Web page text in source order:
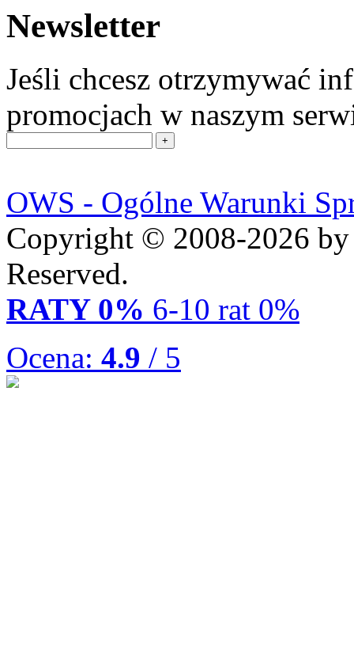
Newsletter
Jeśli chcesz otrzymywać
promocjach w naszym
OWS - Ogólne Warunki
Copyright © 2008-2026
Reserved.
RATY 0% 6-10 rat 0%
Ocena: 4.9 / 5